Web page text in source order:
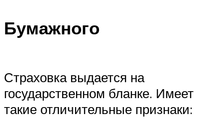
Бумажного
Страховка выдается на
государственном бланке. Имеет
такие отличительные признаки: